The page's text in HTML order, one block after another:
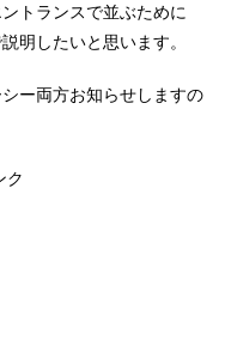
トランスで並ぶために
明したいと思います。
ー両方お知らせしますの
ク